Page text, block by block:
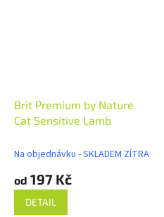
Brit Premium by Nature
Cat Sensitive Lamb
Na objednávku - SKLADEM ZÍTRA
od 197 Kč
DETAIL